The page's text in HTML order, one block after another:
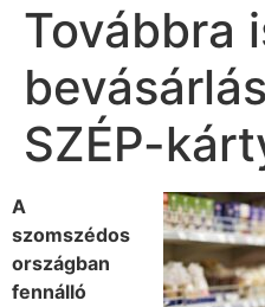
Továbbra
SZÉP-
A
szomszédos
országban
fennálló